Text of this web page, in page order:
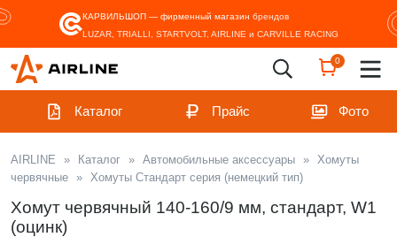
КАРВИЛЬШОП — фирменный магазин брендов
LUZAR, TRIALLI, STARTVOLT, AIRLINE и CARVILLE RACING
0
Каталог Прайс Фото
AIRLINE » Каталог » Автомобильные аксессуары » Хомуты
червячные » Хомуты Стандарт серия (немецкий тип)
Хомут червячный 140-160/9 мм, стандарт, W1
(оцинк)